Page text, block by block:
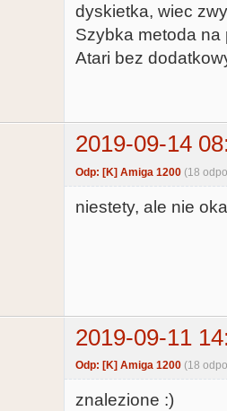
dyskietka, wiec
Szybka metoda na
Atari bez
2019-09-14
Odp: [K] Amiga 1200 (18
niestety, ale nie
2019-09-11
Odp: [K] Amiga 1200 (18
znalezione :)